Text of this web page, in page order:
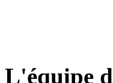
L'équipe